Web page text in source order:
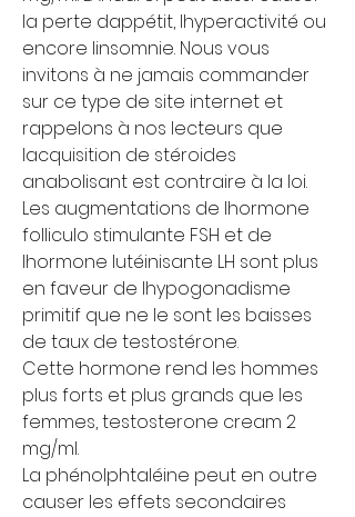
la perte dappétit, lhyperactivité ou
encore linsomnie. Nous vous
invitons à ne jamais commander
sur ce type de site internet et
rappelons à nos lecteurs que
lacquisition de stéroides
anabolisant est contraire à la loi.
Les augmentations de lhormone
folliculo stimulante FSH et de
lhormone lutéinisante LH sont plus
en faveur de lhypogonadisme
primitif que ne le sont les baisses
de taux de testostérone.
Cette hormone rend les hommes
plus forts et plus grands que les
femmes, testosterone cream 2
mg/ml.
La phénolphtaléine peut en outre
causer les effets secondaires